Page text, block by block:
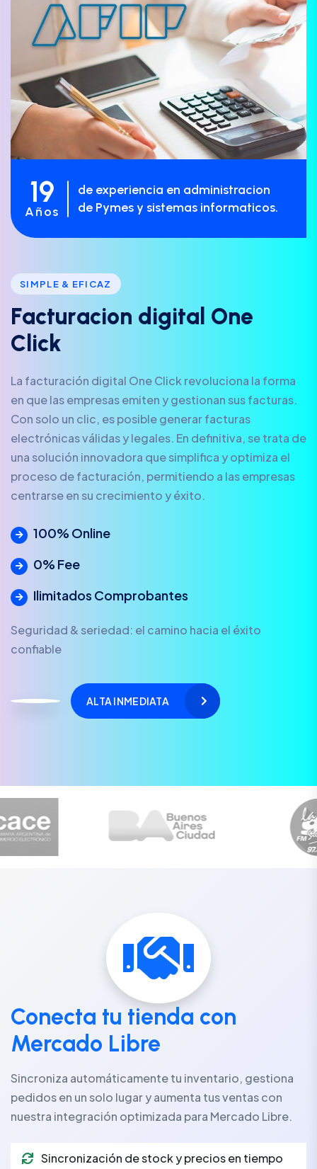
19
Años
de experiencia en administracion
de Pymes y sistemas informaticos.
SIMPLE & EFICAZ
Facturacion d igita One
C ick
La facturación digital One Click revoluciona la forma
en que las empresas emiten y gestionan sus facturas.
Con solo un clic, es posible generar facturas
electrónicas válidas y legales. En definitiva, se trata de
una solución innovadora que simplifica y optimiza el
proceso de facturación, permitiendo a las empresas
centrarse en su crecimiento y éxito.
100% Online
0% Fee
Ilimitados Comprobantes
Seguridad & seriedad: el camino hacia el éxito
confiable
ALTA INMEDIATA
Conecta tu tienda con
Mercado Libre
Sincroniza automáticamente tu inventario, gestiona
pedidos en un solo lugar y aumenta tus ventas con
nuestra integración optimizada para Mercado Libre.
Sincronización de stock y precios en tiempo